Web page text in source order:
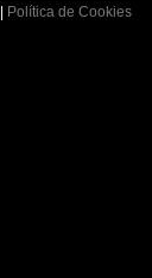
Política de Cookies